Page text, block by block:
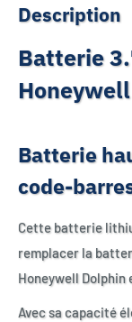
Description
Batterie
Batterie
code-
Cette batterie
remplacer la
Honeywell Dolphin
Avec sa capacité